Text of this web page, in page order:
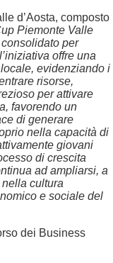
d’Aosta, composto
Piemonte Valle
per
offre una
evidenziando i
risorse,
per attivare
favorendo un
di generare
nella capacità di
giovani
di crescita
ad ampliarsi, a
cultura
e sociale del
dei Business